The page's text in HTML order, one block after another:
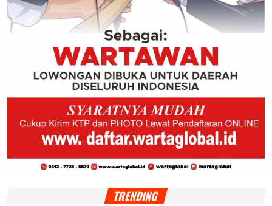
TRENDING